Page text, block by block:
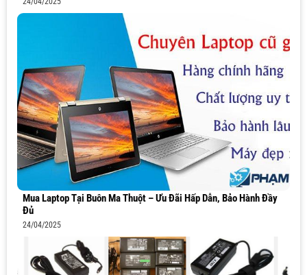
Mua Laptop Tại Buôn Ma Thuột – Ưu Đãi Hấp Dẫn, Bảo Hành Đầy
Đủ
24/04/2025